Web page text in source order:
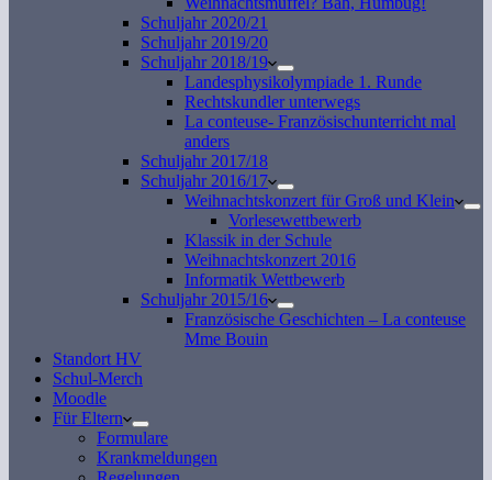
Schuljahr 2020/21
Schuljahr 2019/20
Schuljahr 2018/19
Landesphysikolympiade 1. Runde
Rechtskundler unterwegs
La conteuse- Französischunterricht mal
anders
Schuljahr 2017/18
Schuljahr 2016/17
Weihnachtskonzert für Groß und Klein
Vorlesewettbewerb
Klassik in der Schule
Weihnachtskonzert 2016
Informatik Wettbewerb
Schuljahr 2015/16
Französische Geschichten – La conteuse
Mme Bouin
Standort HV
Schul-Merch
Moodle
Für Eltern
Formulare
Krankmeldungen